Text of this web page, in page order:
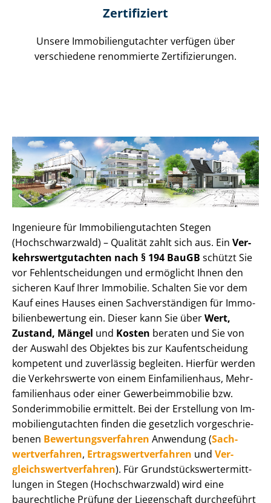
Zertifiziert
Unsere Immobilien­gutachter verfügen über
verschiedene renommierte Zer­ti­fi­zie­run­gen.
Ingenieure für Im­mo­bi­li­en­gut­ach­ten Stegen
(Hochschwarzwald) – Qualität zahlt sich aus. Ein Ver­
kehrs­wert­gut­ach­ten nach § 194 BauGB schützt Sie
vor Fehl­ent­schei­dun­gen und ermöglicht Ihnen den
sicheren Kauf Ihrer Immobilie. Schalten Sie vor dem
Kauf eines Hauses einen Sach­ver­stän­di­gen für Im­mo­
bi­li­en­be­wer­tung ein. Dieser kann Sie überWert,
Zustand, Mängel und Kosten beraten und Sie von
der Auswahl des Objektes bis zur Kauf­ent­schei­dung
kompetent und zuverlässig begleiten. Hierfür werden
die Verkehrswerte von einem Einfamilienhaus, Mehr­
fa­mi­li­en­haus oder einer Ge­wer­be­im­mo­bi­lie bzw.
Sonderimmobilie ermittelt. Bei der Erstellung von Im­
mo­bi­li­en­gut­ach­ten finden die gesetzlich vor­ge­schrie­
be­nen Be­wer­tungs­ver­fah­ren Anwendung (Sach­
wert­ver­fah­ren, Er­trags­wert­ver­fah­ren und Ver­
gleichs­wert­ver­fah­ren). Für Grund­stücks­wert­ermitt­
lun­gen in Stegen (Hochschwarzwald) wird eine
baurechtliche Prüfung der Liegenschaft durchgeführt